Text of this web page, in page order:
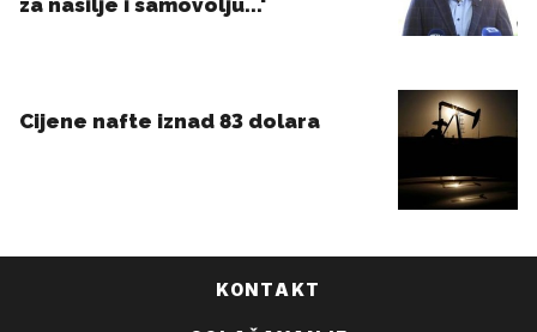
KONTAKT